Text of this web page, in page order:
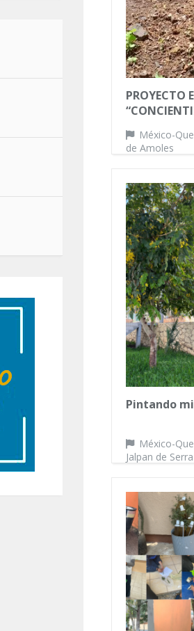
PROYECTO
México-
de Amoles
Pintando
México-
Jalpan de Serra